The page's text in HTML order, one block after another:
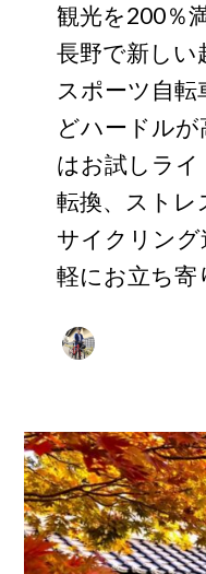
観光を200％
長野で新しい
スポーツ自
どハードル
はお試しラ
転換、スト
サイクリン
軽にお立ち寄
【見
頃
は
10
月